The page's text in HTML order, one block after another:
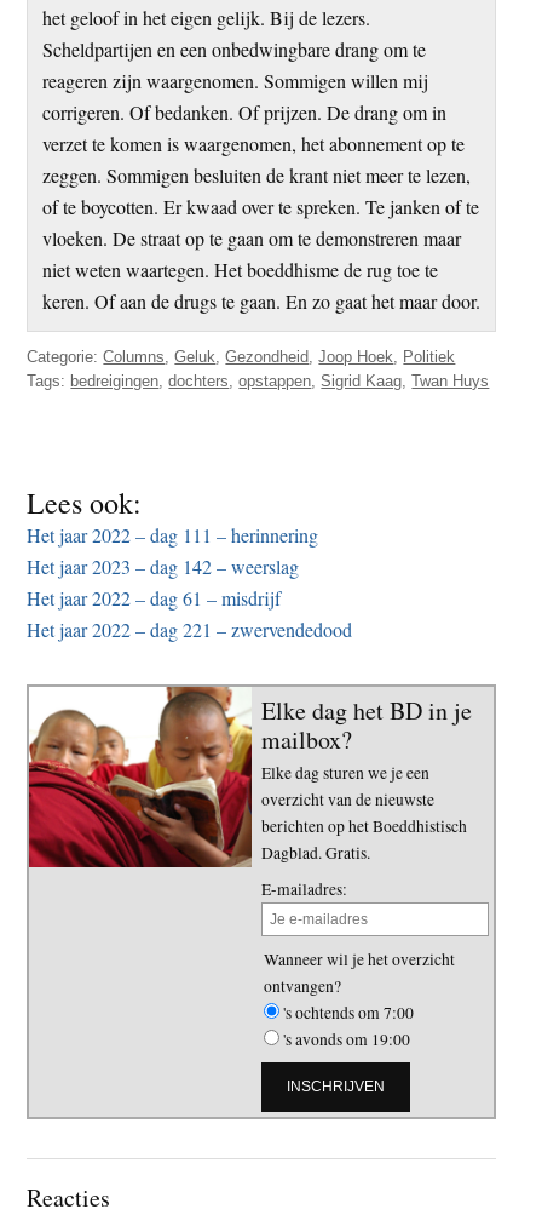
het geloof in het eigen gelijk. Bij de lezers.
Scheldpartijen en een onbedwingbare drang om te
reageren zijn waargenomen. Sommigen willen mij
corrigeren. Of bedanken. Of prijzen. De drang om in
verzet te komen is waargenomen, het abonnement op te
zeggen. Sommigen besluiten de krant niet meer te lezen,
of te boycotten. Er kwaad over te spreken. Te janken of te
vloeken. De straat op te gaan om te demonstreren maar
niet weten waartegen. Het boeddhisme de rug toe te
keren. Of aan de drugs te gaan. En zo gaat het maar door.
Categorie:Columns,Geluk,Gezondheid,Joop Hoek, Politiek
Tags: bedreigingen,dochters,opstappen,Sigrid Kaag,Twan Huys
Lees ook:
Het jaar 2022 – dag 111 – herinnering
Het jaar 2023 – dag 142 – weerslag
Het jaar 2022 – dag 61 – misdrijf
Het jaar 2022 – dag 221 – zwervendedood
Elke dag het BD in je
mailbox?
Elke dag sturen we je een
overzicht van de nieuwste
berichten op het Boeddhistisch
Dagblad. Gratis.
E-mailadres:
Wanneer wil je het overzicht
ontvangen?
's ochtends om 7:00
's avonds om 19:00
Lees
Reacties